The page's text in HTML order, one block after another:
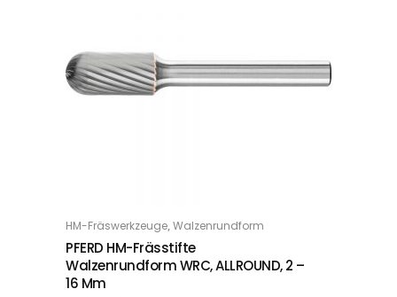
OPTIONS
HM-Fräswerkzeuge,Walzenrundform
PFERD HM-Frässtifte
Walzenrundform WRC, ALLROUND, 2 –
16 Mm